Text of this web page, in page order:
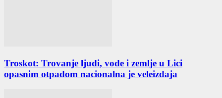
Troskot: Trovanje ljudi, vode i zemlje u Lici
opasnim otpadom nacionalna je veleizdaja